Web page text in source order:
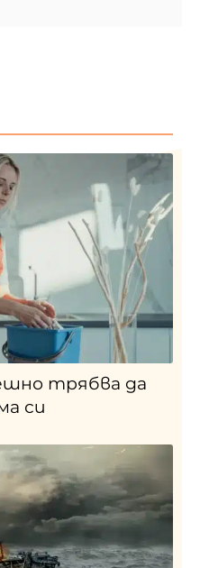
трябва да
си